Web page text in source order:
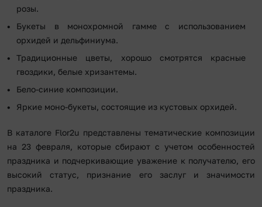
розы.
Букеты в монохромной гамме с использованием
орхидей и дельфиниума.
Традиционные цветы, хорошо смотрятся красные
гвоздики, белые хризантемы.
Бело-синие композиции.
Яркие моно-букеты, состоящие из кустовых орхидей.
В каталоге Flor2u представлены тематические композиции
на 23 февраля, которые сбирают с учетом особенностей
праздника и подчеркивающие уважение к получателю, его
высокий статус, признание его заслуг и значимости
праздника.